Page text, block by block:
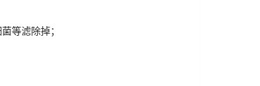
等滤除掉；